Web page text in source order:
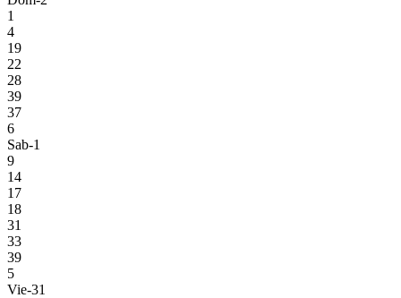
1
4
19
22
28
39
37
6
Sab-1
9
14
17
18
31
33
39
5
Vie-31